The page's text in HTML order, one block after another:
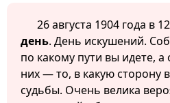
26 августа 1904 года в
день. День искушений.
по какому пути вы идете,
них — то, в какую сторону
судьбы. Очень велика